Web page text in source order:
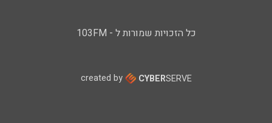
כל הזכויות שמורות ל - 103FM
created by CYBERSERVE